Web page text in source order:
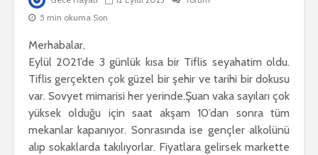
5 min okuma Son
Merhabalar,
Eylül 2021’de 3 günlük kısa bir Tiflis seyahatim oldu.
Tiflis gerçekten çok güzel bir şehir ve tarihi bir dokusu
var. Sovyet mimarisi her yerinde.Şuan vaka sayıları çok
yüksek olduğu için saat akşam 10’dan sonra tüm
mekanlar kapanıyor. Sonrasında ise gençler alkolünü
alıp sokaklarda takılıyorlar. Fiyatlara gelirsek markette